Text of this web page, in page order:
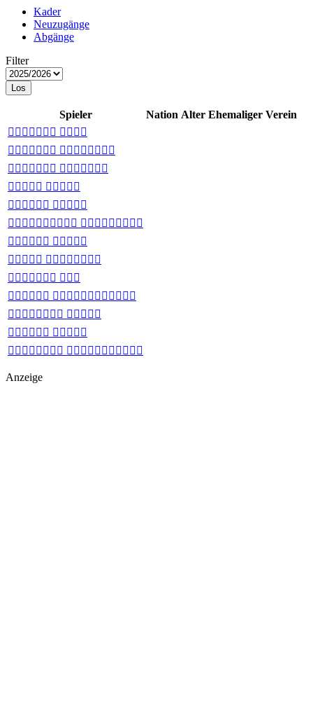
Kader
Neuzugänge
Abgänge
Filter
Los
Spieler Nation Alter Ehemaliger Verein
 
 
 
 
 
 
 
 
 
 
 
 
 
Anzeige